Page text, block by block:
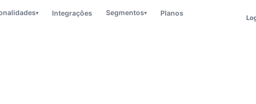
▾ Integrações Segmentos▾ Planos